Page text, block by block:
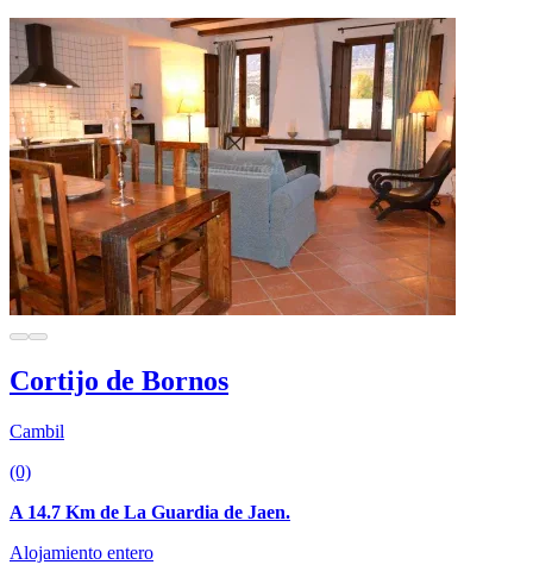
Cortijo de Bornos
Cambil
(0)
A 14.7 Km de La Guardia de Jaen.
Alojamiento entero